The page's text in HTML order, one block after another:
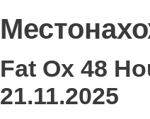
Fat Ox 48
21.11.2025